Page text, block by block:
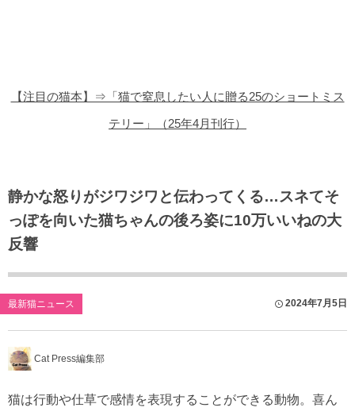
【注目の猫本】⇒「猫で窒息したい人に贈る25のショートミス
テリー」（25年4月刊行）
静かな怒りがジワジワと伝わってくる…スネてそ
っぽを向いた猫ちゃんの後ろ姿に10万いいねの大
反響
最新猫ニュース 2024年7月5日
Cat Press編集部
猫は行動や仕草で感情を表現することができる動物。喜ん
猫のゲーム・アプリ
猫のフリー写真素材